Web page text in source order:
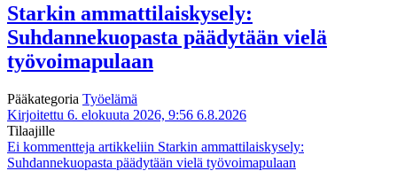
Starkin ammattilaiskysely:
Suhdannekuopasta päädytään vielä
työvoimapulaan
Pääkategoria Työelämä
Kirjoitettu 6. elokuuta 2026, 9:56 6.8.2026
Tilaajille
Ei kommentteja artikkeliin Starkin ammattilaiskysely:
Suhdannekuopasta päädytään vielä työvoimapulaan